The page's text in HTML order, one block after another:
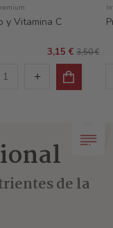
y Vitamina C
3,15 € 3,50 €
de la